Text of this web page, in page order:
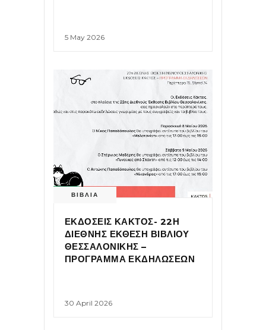
5 May 2026
ΒΙΒΛΙΑ
ΕΚΔΟΣΕΙΣ ΚΑΚΤΟΣ- 22Η
ΔΙΕΘΝΗΣ ΕΚΘΕΣΗ ΒΙΒΛΙΟΥ
ΘΕΣΣΑΛΟΝΙΚΗΣ –
ΠΡΟΓΡΑΜΜΑ ΕΚΔΗΛΩΣΕΩΝ
30 April 2026